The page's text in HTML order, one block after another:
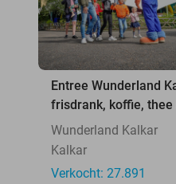
Entree Wunderland
frisdrank, koffie,
Wunderland Kalkar
Kalkar
Verkocht: 27.891